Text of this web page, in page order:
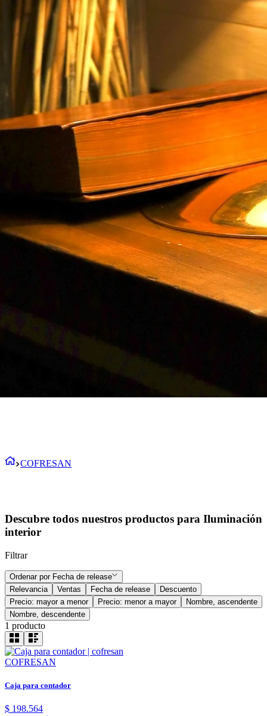
COFRESAN
Descubre todos nuestros productos para Iluminación
interior
Filtrar
Ordenar por Fecha de release
Relevancia
Ventas Fecha de release
Descuento
Precio: mayor a menor
Precio: menor a mayor
Nombre, ascendente
Nombre, descendente
1 producto
COFRESAN
Caja para contador
$ 198.564